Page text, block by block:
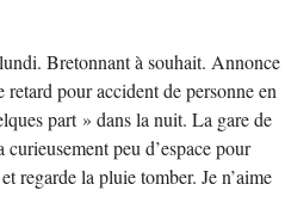
Bretonnant à souhait. Annonce
retard pour accident de personne en
part » dans la nuit. La gare de
peu d’espace pour
regarde la pluie tomber. Je n’aime